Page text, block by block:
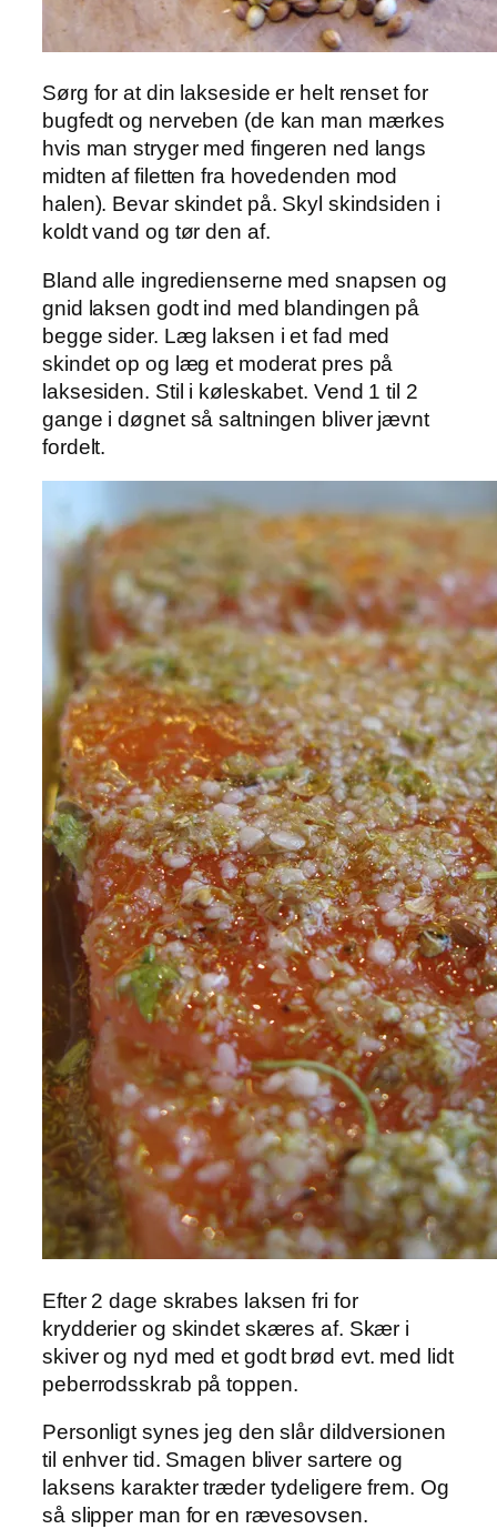
Sørg for at din lakseside er helt renset for
bugfedt og nerveben (de kan man mærkes
hvis man stryger med fingeren ned langs
midten af filetten fra hovedenden mod
halen). Bevar skindet på. Skyl skindsiden i
koldt vand og tør den af.
Bland alle ingredienserne med snapsen og
gnid laksen godt ind med blandingen på
begge sider. Læg laksen i et fad med
skindet op og læg et moderat pres på
laksesiden. Stil i køleskabet. Vend 1 til 2
gange i døgnet så saltningen bliver jævnt
fordelt.
Efter 2 dage skrabes laksen fri for
krydderier og skindet skæres af. Skær i
skiver og nyd med et godt brød evt. med lidt
peberrodsskrab på toppen.
Personligt synes jeg den slår dildversionen
til enhver tid. Smagen bliver sartere og
laksens karakter træder tydeligere frem. Og
så slipper man for en rævesovsen.